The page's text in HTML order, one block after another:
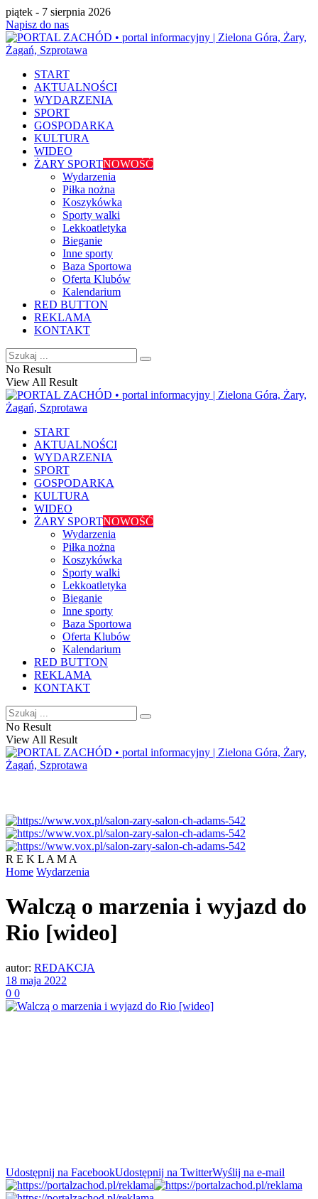
piątek - 7 sierpnia 2026
Napisz do nas
START
AKTUALNOŚCI
WYDARZENIA
SPORT
GOSPODARKA
KULTURA
WIDEO
ŻARY SPORTNOWOŚĆ
Wydarzenia
Piłka nożna
Koszykówka
Sporty walki
Lekkoatletyka
Bieganie
Inne sporty
Baza Sportowa
Oferta Klubów
Kalendarium
RED BUTTON
REKLAMA
KONTAKT
No Result
View All Result
START
AKTUALNOŚCI
WYDARZENIA
SPORT
GOSPODARKA
KULTURA
WIDEO
ŻARY SPORTNOWOŚĆ
Wydarzenia
Piłka nożna
Koszykówka
Sporty walki
Lekkoatletyka
Bieganie
Inne sporty
Baza Sportowa
Oferta Klubów
Kalendarium
RED BUTTON
REKLAMA
KONTAKT
No Result
View All Result
R E K L A M A
Home Wydarzenia
Walczą o marzenia i wyjazd do
Rio [wideo]
autor: REDAKCJA
18 maja 2022
0 0
Udostępnij na FacebookUdostępnij na TwitterWyślij na e-mail